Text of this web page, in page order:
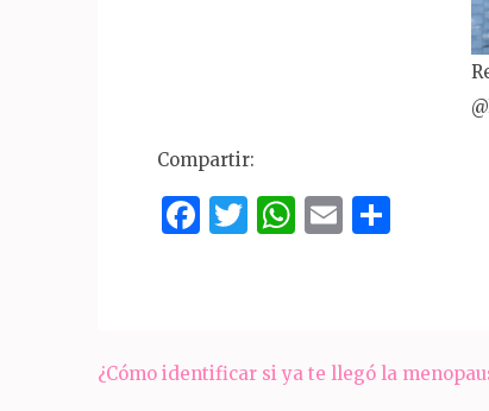
Compartir:
Facebook
Twitter
WhatsApp
Email
Navegación
¿Cómo identificar si ya te llegó la